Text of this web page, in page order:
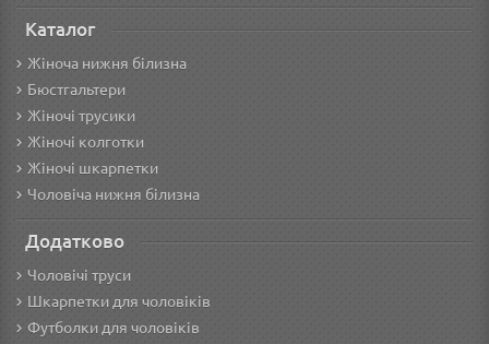
Каталог
Жіноча нижня білизна
Бюстгальтери
Жіночі трусики
Жіночі колготки
Жіночі шкарпетки
Чоловіча нижня білизна
Додатково
Чоловічі труси
Шкарпетки для чоловіків
Футболки для чоловіків